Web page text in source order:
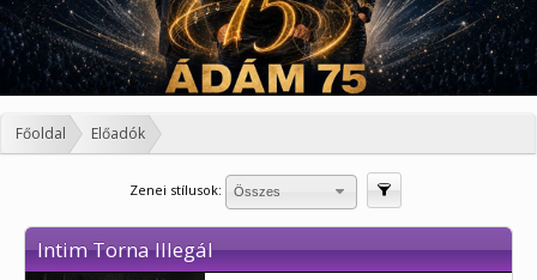
Főoldal Előadók
Zenei stílusok: Összes
Intim Torna Illegál